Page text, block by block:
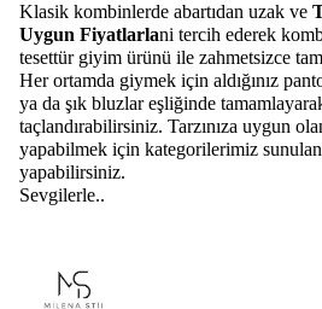
Klasik kombinlerde abartıdan uzak ve
Uygun Fiyatlarlani tercih ederek
tesettür giyim ürünü ile zahmetsizce
Her ortamda giymek için aldığınız
ya da şık bluzlar eşliğinde
taçlandırabilirsiniz. Tarzınıza uygun
yapabilmek için kategorilerimiz
yapabilirsiniz.
Sevgilerle..